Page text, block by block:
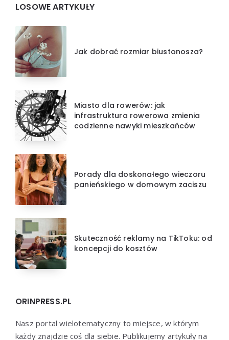
LOSOWE ARTYKUŁY
Jak dobrać rozmiar biustonosza?
Miasto dla rowerów: jak
infrastruktura rowerowa zmienia
codzienne nawyki mieszkańców
Porady dla doskonałego wieczoru
panieńskiego w domowym zaciszu
Skuteczność reklamy na TikToku: od
koncepcji do kosztów
ORINPRESS.PL
Nasz portal wielotematyczny to miejsce, w którym
każdy znajdzie coś dla siebie. Publikujemy artykuły na